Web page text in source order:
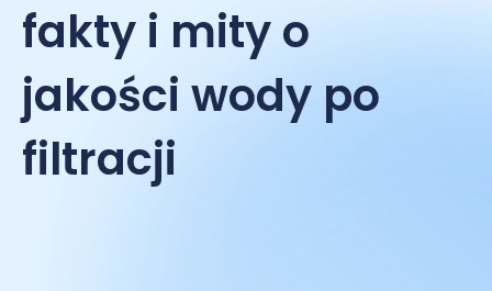
fakty i mity o
jakości wody po
filtracji